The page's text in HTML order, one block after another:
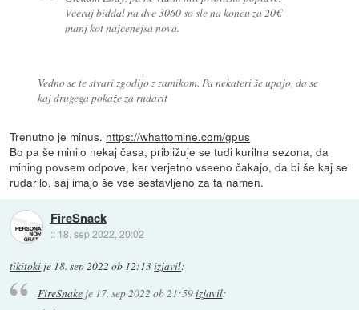
Vceraj biddal na dve 3060 so sle na koncu za 20€
manj kot najcenejsa nova.
Vedno se te stvari zgodijo z zamikom. Pa nekateri še upajo, da se
kaj drugega pokaže za rudarit
Trenutno je minus. https://whattomine.com/gpus
Bo pa še minilo nekaj časa, približuje se tudi kurilna sezona, da
mining povsem odpove, ker verjetno vseeno čakajo, da bi še kaj se
rudarilo, saj imajo še vse sestavljeno za ta namen.
FireSnack
:: 18. sep 2022, 20:02
tikitoki je 18. sep 2022 ob 12:13izjavil:
FireSnakeje 17. sep 2022 ob 21:59izjavil: